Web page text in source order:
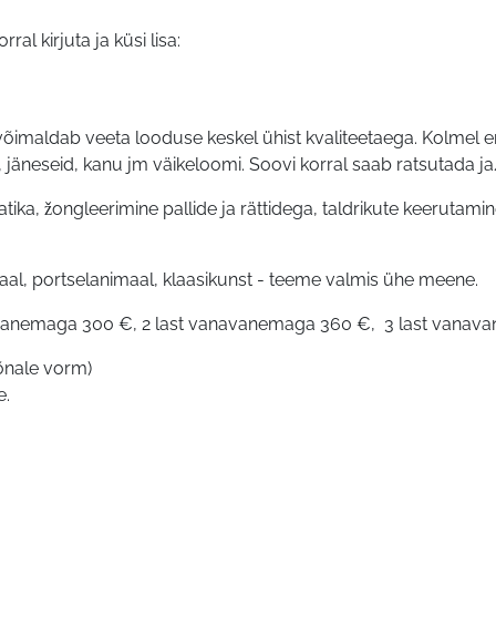
kirjuta ja küsi lisa:
veeta looduse keskel ühist kvaliteetaega. Kolmel
kanu jm väikeloomi. Soovi korral saab ratsutada
žongleerimine pallide ja rättidega, taldrikute
portselanimaal, klaasikunst - teeme valmis ühe meene.
300 €, 2 last vanavanemaga 360 €, 3 last
vorm)
.